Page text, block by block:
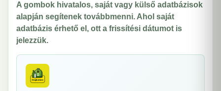
A gombok hivatalos, saját vagy külső adatbázisok
alapján segítenek továbbmenni. Ahol saját
adatbázis érhető el, ott a frissítési dátumot is
jelezzük.